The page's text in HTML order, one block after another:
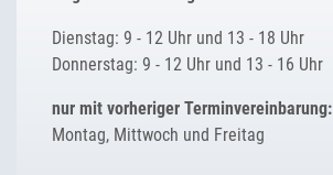
Dienstag: 9 - 12 Uhr und 13 - 18 Uhr
Donnerstag: 9 - 12 Uhr und 13 - 16 Uhr
nur mit vorheriger Terminvereinbarung:
Montag, Mittwoch und Freitag